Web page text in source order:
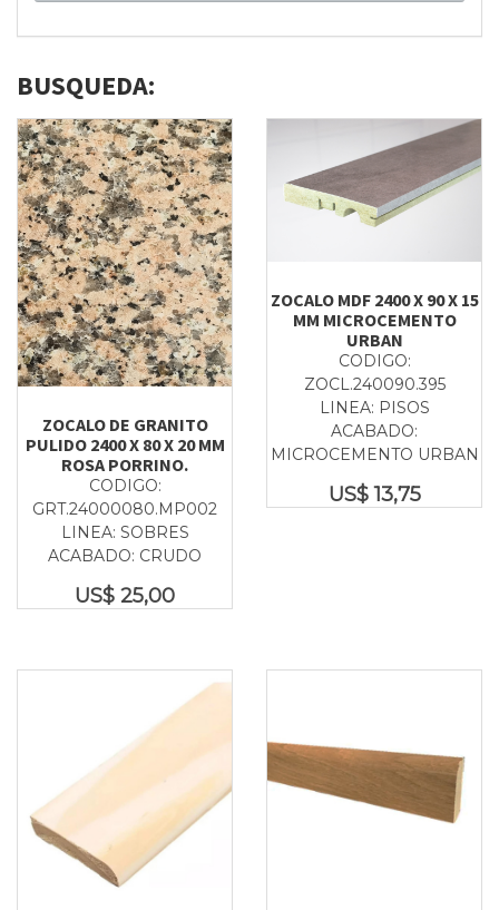
BUSQUEDA:
ZOCALO DE GRANITO
PULIDO 2400 X 80 X 20 MM
ROSA PORRINO.
CODIGO:
GRT.24000080.MP002
LINEA: SOBRES
ACABADO: CRUDO
US$ 25,00
ZOCALO MDF 2400 X 90 X 15
MM MICROCEMENTO
URBAN
CODIGO:
ZOCL.240090.395
LINEA: PISOS
ACABADO:
MICROCEMENTO URBAN
US$13,75